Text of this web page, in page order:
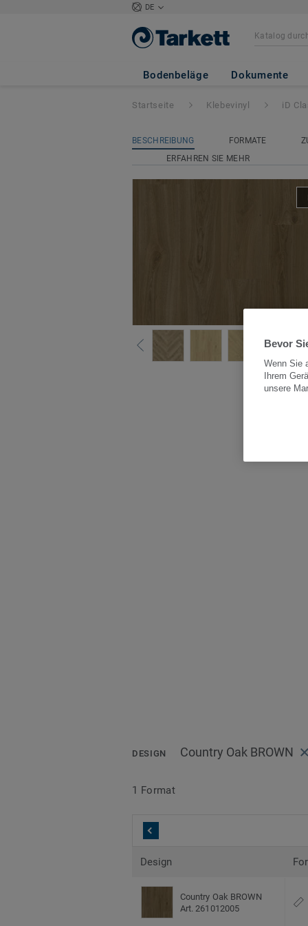
DE
Bodenbeläge Dokumente
iD Classics Glue
Startseite Klebevinyl iD
BESCHREIBUNG FORMATE
ERFAHREN SIE MEHR
Alle
DESIGN Country Oak BROWN
1 Format
Design
Country Oak BROWN
Art. 261012005
Bevor
Wenn Sie
Ihrem
unsere